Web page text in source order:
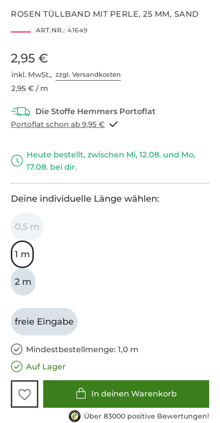
ROSEN TÜLLBAND MIT PERLE, 25 MM, SAND
ART.NR.: 41649
2,95 €
inkl. MwSt.,zzgl. Versandkosten
2,95 € / m
Portoflat schon ab 9,95 €
Heute bestellt, zwischen Mi, 12.08. und Mo,
17.08. bei dir.
Deine individuelle Länge wählen:
0,5 m
1 m
2 m
freie Eingabe
Mindestbestellmenge: 1,0 m
Auf Lager
In deinen Warenkorb
Über 83000 positive Bewertungen!